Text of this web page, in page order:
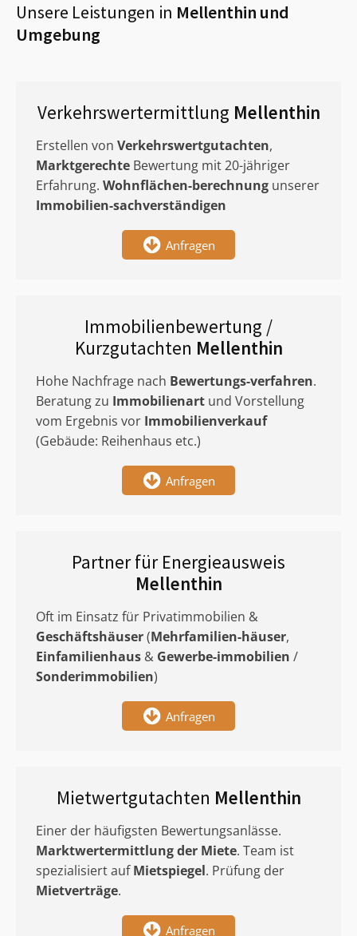
Unsere Leistungen in Mellenthin und
Umgebung
Verkehrswertermittlung Mellenthin
Erstellen von Verkehrswertgutachten,
Marktgerechte Bewertung mit 20-jähriger
Erfahrung. Wohnflächen-berechnung unserer
Immobilien-sachverständigen
Anfragen
Immobilienbewertung /
Kurzgutachten Mellenthin
Hohe Nachfrage nach Bewertungs-verfahren.
Beratung zu Immobilienart und Vorstellung
vom Ergebnis vor Immobilienverkauf
(Gebäude: Reihenhaus etc.)
Anfragen
Partner für Energieausweis
Mellenthin
Oft im Einsatz für Privatimmobilien &
Geschäftshäuser(Mehrfamilien-häuser,
Einfamilienhaus & Gewerbe-immobilien /
Sonderimmobilien)
Anfragen
Mietwertgutachten Mellenthin
Einer der häufigsten Bewertungsanlässe.
Marktwertermittlungder Miete. Team ist
spezialisiert aufMietspiegel. Prüfung der
Mietverträge.
Anfragen